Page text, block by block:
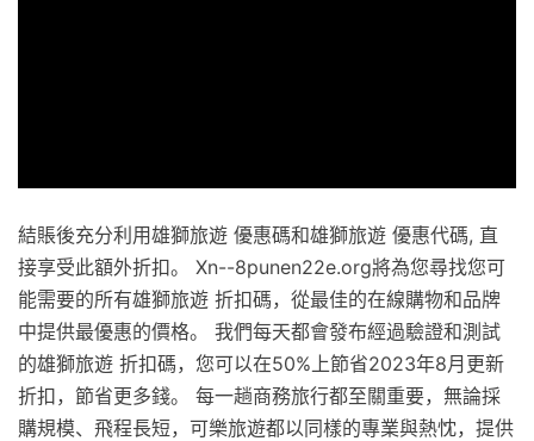
結賬後充分利用雄獅旅遊 優惠碼和雄獅旅遊 優惠代碼, 直
接享受此額外折扣。 Xn--8punen22e.org將為您尋找您可
能需要的所有雄獅旅遊 折扣碼，從最佳的在線購物和品牌
中提供最優惠的價格。 我們每天都會發布經過驗證和測試
的雄獅旅遊 折扣碼，您可以在50%上節省2023年8月更新
折扣，節省更多錢。 每一趟商務旅行都至關重要，無論採
購規模、飛程長短，可樂旅遊都以同樣的專業與熱忱，提供